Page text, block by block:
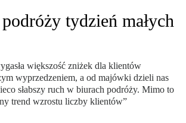
tydzień małych
większość zniżek dla klientów
wyprzedzeniem, a od majówki dzieli nas
słabszy ruch w biurach podróży. Mimo to
trend wzrostu liczby klientów”